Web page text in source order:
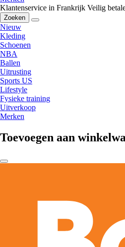
Klantenservice in Frankrijk Veilig
Zoeken
Nieuw
Kleding
Schoenen
NBA
Ballen
Uitrusting
Sports US
Lifestyle
Fysieke training
Uitverkoop
Merken
Toevoegen aan